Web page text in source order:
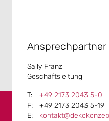
Ansprechpartner
Sally Franz
Geschäftsleitung
+49 2173 2043 5-0
+49 2173 2043 5-19